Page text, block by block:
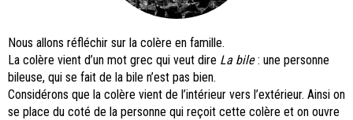
Nous allons réfléchir sur la colère en famille.
La colère vient d’un mot grec qui veut dire La bile: une personne
bileuse, qui se fait de la bile n’est pas bien.
Considérons que la colère vient de l’intérieur vers l’extérieur. Ainsi on
se place du coté de la personne qui reçoit cette colère et on ouvre